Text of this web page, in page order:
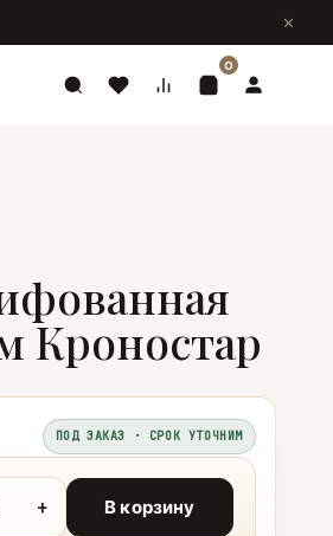
0
Кроностар
ПОД ЗАКАЗ · СРОК УТОЧНИМ
+ В корзину